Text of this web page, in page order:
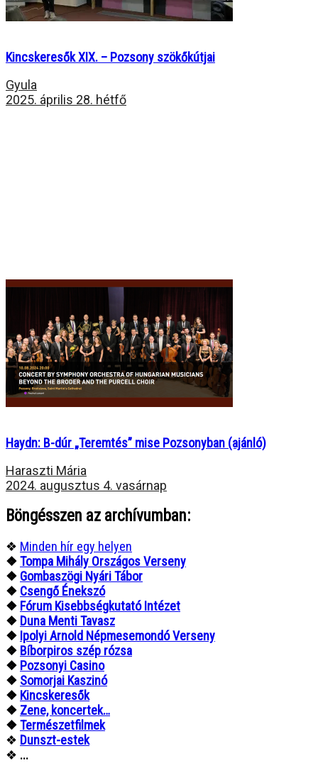
Kincskeresők XIX. – Pozsony szökőkútjai
Gyula
2025. április 28. hétfő
Haydn: B-dúr „Teremtés” mise Pozsonyban (ajánló)
Haraszti Mária
2024. augusztus 4. vasárnap
Böngésszen az archívumban:
❖ Minden hír egy helyen
❖Tompa Mihály Országos Verseny
❖ Gombaszögi Nyári Tábor
❖ Csengő Énekszó
❖ Fórum Kisebbségkutató Intézet
❖ Duna Menti Tavasz
❖ Ipolyi Arnold Népmesemondó Verseny
❖ Bíborpiros szép rózsa
❖ Pozsonyi Casino
❖ Somorjai Kaszinó
❖ Kincskeresők
❖ Zene, koncertek…
❖Természetfilmek
❖ Dunszt-estek
❖ ...